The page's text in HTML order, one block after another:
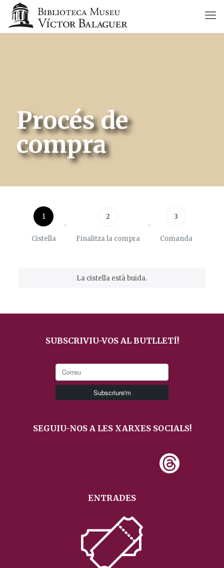
Procés de
compra
1
Cistella
2
Finalitza la compra
3
Comanda
La cistella està buida.
SUBSCRIVIU-VOS AL BUTLLETÍ!
SEGUIU-NOS A LES XARXES SOCIALS!
ENTRADES